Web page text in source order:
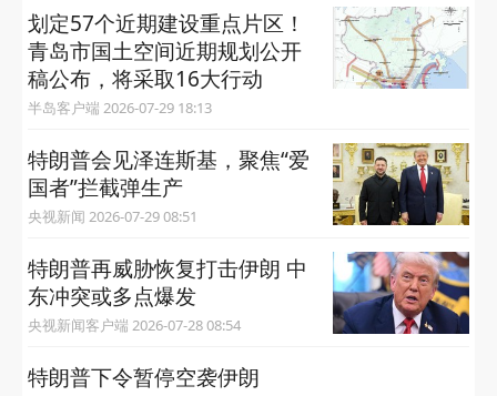
划定57个近期建设重点片区！
青岛市国土空间近期规划公开
稿公布，将采取16大行动
半岛客户端 2026-07-29 18:13
特朗普会见泽连斯基，聚焦“爱
国者”拦截弹生产
央视新闻 2026-07-29 08:51
特朗普再威胁恢复打击伊朗 中
东冲突或多点爆发
央视新闻客户端 2026-07-28 08:54
特朗普下令暂停空袭伊朗